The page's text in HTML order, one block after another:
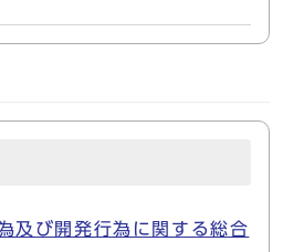
及び開発行為に関する総合